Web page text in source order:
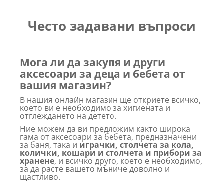
Често задавани въпроси
Мога ли да закупя и други
аксесоари за деца и бебета от
вашия магазин?
В нашия онлайн магазин ще откриете всичко,
което ви е необходимо за хигиената и
отглеждането на детето.
Ние можем да ви предложим както широка
гама от аксесоари за бебета, предназначени
за баня, така и играчки, столчета за кола,
колички, кошари и столчета и прибори за
хранене, и всичко друго, което е необходимо,
за да расте вашето мъниче доволно и
щастливо.